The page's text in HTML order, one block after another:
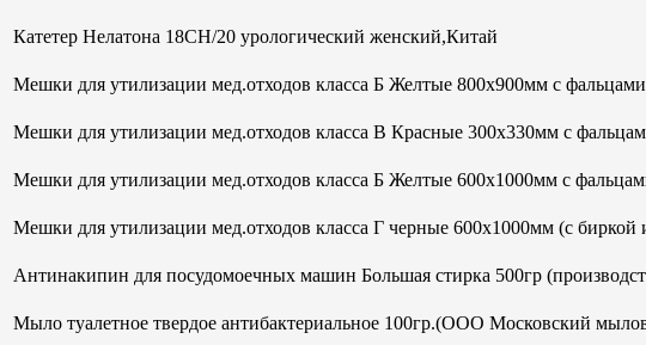
Катетер Нелатона 18CH/20 урологический женский,Китай
Мешки для утилизации мед.отходов класса Б Желтые 800х900мм с
Мешки для утилизации мед.отходов класса В Красные 300х330мм с
Мешки для утилизации мед.отходов класса Б Желтые 600х1000мм с
Мешки для утилизации мед.отходов класса Г черные 600х1000мм (с биркой
Антинакипин для посудомоечных машин Большая стирка 500гр
Мыло туалетное твердое антибактериальное 100гр.(ООО Московский